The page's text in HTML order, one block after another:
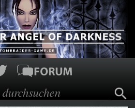
Inhalt